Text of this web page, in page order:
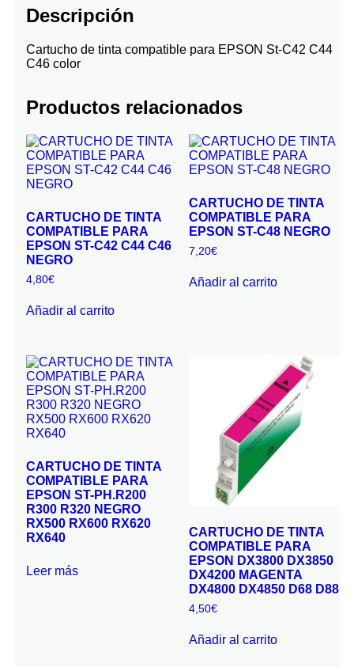
Descripción
Cartucho de tinta compatible para EPSON St-C42 C44
C46 color
Productos relacionados
CARTUCHO DE TINTA
COMPATIBLE PARA
EPSON ST-C42 C44 C46
NEGRO
4,80€
Añadir al carrito
CARTUCHO DE TINTA
COMPATIBLE PARA
EPSON ST-C48 NEGRO
7,20€
Añadir al carrito
CARTUCHO DE TINTA
COMPATIBLE PARA
EPSON ST-PH.R200
R300 R320 NEGRO
RX500 RX600 RX620
RX640
Leer más
CARTUCHO DE TINTA
COMPATIBLE PARA
EPSON DX3800 DX3850
DX4200 MAGENTA
DX4800 DX4850 D68 D88
4,50€
Añadir al carrito